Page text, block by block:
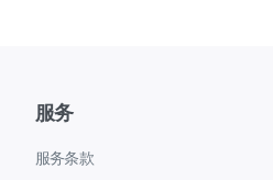
服务
服务条款